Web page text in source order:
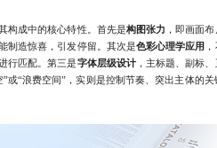
成中的核心特性。首先是构图张力 ，即画面
制造惊喜，引发停留。其次是色彩心理学应用
行匹配。第三是字体层级设计，主标题、副标
”或“浪费空间”，实则是控制节奏、突出主体的